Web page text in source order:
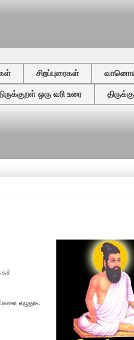
சிறப்புரைகள்
ஒரு வரி உரை
எழுதுக.